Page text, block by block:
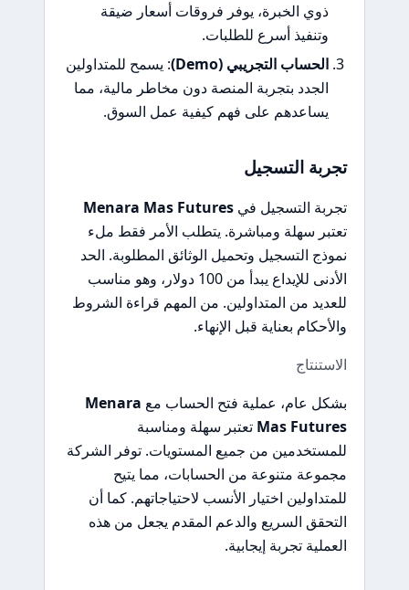
ذوي الخبرة، يوفر فروقات أسعار ضيقة
وتنفيذ أسرع للطلبات.
الحساب التجريبي (Demo)
: يسمح للمتداولين
الجدد بتجربة المنصة دون مخاطر مالية، مما
يساعدهم على فهم كيفية عمل السوق.
تجربة التسجيل
تجربة التسجيل فيMenara Mas Futures
تعتبر سهلة ومباشرة. يتطلب الأمر فقط ملء
نموذج التسجيل وتحميل الوثائق المطلوبة. الحد
الأدنى للإيداع يبدأ من 100 دولار، وهو مناسب
للعديد من المتداولين. من المهم قراءة الشروط
والأحكام بعناية قبل الإنهاء.
الاستنتاج
بشكل عام، عملية فتح الحساب مع Menara
Mas Futures تعتبر سهلة ومناسبة
للمستخدمين من جميع المستويات. توفر الشركة
مجموعة متنوعة من الحسابات، مما يتيح
للمتداولين اختيار الأنسب لاحتياجاتهم. كما أن
التحقق السريع والدعم المقدم يجعل من هذه
العملية تجربة إيجابية.